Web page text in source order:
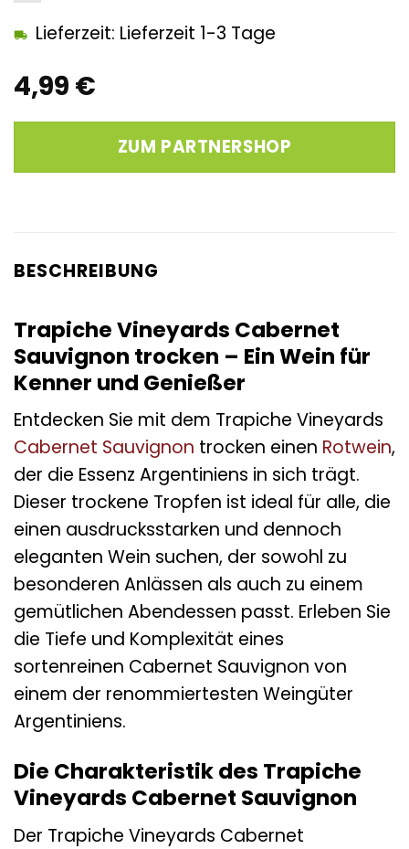
4,99 €
Lieferzeit: Lieferzeit 1-3 Tage
ZUM PARTNERSHOP
BESCHREIBUNG
Trapiche Vineyards Cabernet
Sauvignon trocken – Ein Wein für
Kenner und Genießer
Entdecken Sie mit dem Trapiche Vineyards
Cabernet Sauvignon trocken einen Rotwein,
der die Essenz Argentiniens in sich trägt.
Dieser trockene Tropfen ist ideal für alle, die
einen ausdrucksstarken und dennoch
eleganten Wein suchen, der sowohl zu
besonderen Anlässen als auch zu einem
gemütlichen Abendessen passt. Erleben Sie
die Tiefe und Komplexität eines
sortenreinen Cabernet Sauvignon von
einem der renommiertesten Weingüter
Argentiniens.
Die Charakteristik des Trapiche
Vineyards Cabernet Sauvignon
Der Trapiche Vineyards Cabernet